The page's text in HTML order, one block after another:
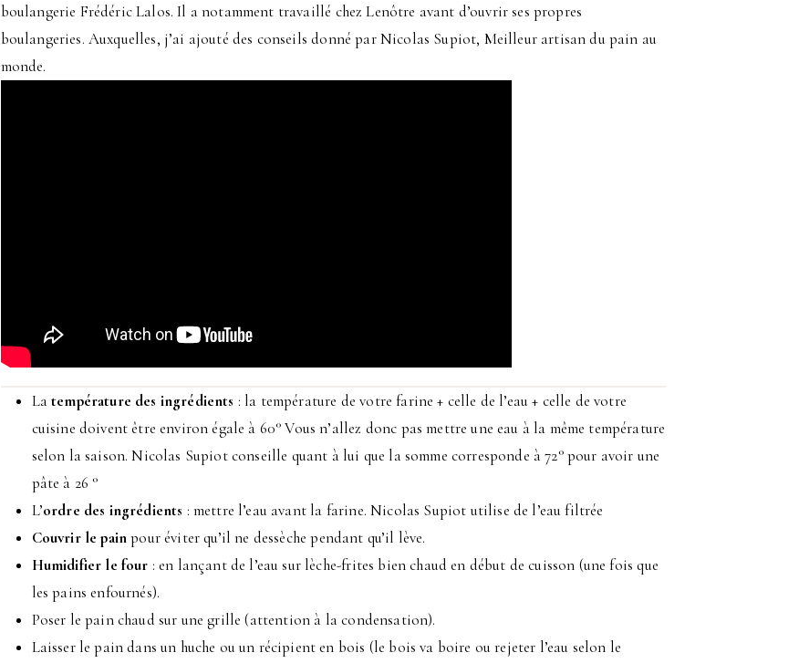
boulangerie Frédéric Lalos. Il a notamment travaillé chez Lenôtre avant d’ouvrir ses propres
boulangeries. Auxquelles, j’ai ajouté des conseils donné par Nicolas Supiot, Meilleur artisan du pain au
monde.
Latempérature des ingrédients : la température de votre farine + celle de l’eau + celle de votre
cuisine doivent être environ égale à 60° Vous n’allez donc pas mettre une eau à la même température
selon la saison. Nicolas Supiot conseille quant à lui que la somme corresponde à 72° pour avoir une
pâte à 26 °
L’ordre des ingrédients : mettre l’eau avant la farine. Nicolas Supiot utilise de l’eau filtrée
Couvrir le painpour éviter qu’il ne dessèche pendant qu’il lève.
Humidifier le four : en lançant de l’eau sur lèche-frites bien chaud en début de cuisson (une fois que
les pains enfournés).
Poser le pain chaud sur une grille (attention à la condensation).
Laisser le pain dans un huche ou un récipient en bois (le bois va boire ou rejeter l’eau selon le